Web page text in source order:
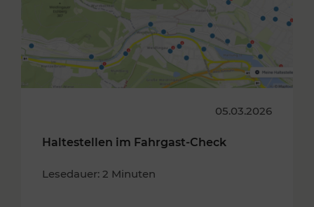
05.03.2026
Haltestellen im Fahrgast-Check
Lesedauer: 2 Minuten